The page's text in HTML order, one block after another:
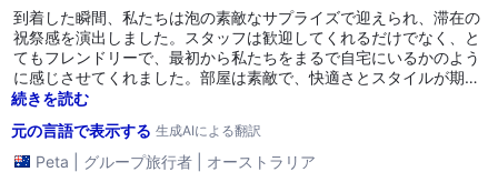
到着した瞬間、私たちは泡の素敵なサプライズで迎えられ、滞在の
祝祭感を演出しました。スタッフは歓迎してくれるだけでなく、と
てもフレンドリーで、最初から私たちをまるで自宅にいるかのよう
に感じさせてくれました。部屋は素敵で、快適さとスタイルが期待
を上回るものでした。私たちは間違いなく再度宿泊し、このホテル
続きを読む
元の言語で表示する 生成AIによる翻訳
Peta グループ旅行者
オーストラリア